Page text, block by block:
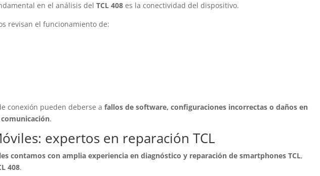
en el análisis delTCL 408 es la conectividad del dispositivo.
revisan el funcionamiento de:
conexión pueden deberse afallos de software, configuraciones incorrectas o daños en
.
expertos en reparación TCL
contamos con amplia experiencia en diagnóstico y reparación de smartphones TCL,
408.